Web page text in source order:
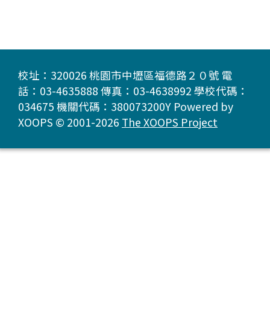
校址：320026 桃園市中壢區福德路２０號 電
話：03-4635888 傳真：03-4638992 學校代碼：
034675 機關代碼：380073200Y Powered by
XOOPS © 2001-2026 The XOOPS Project